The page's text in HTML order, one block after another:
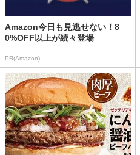
Amazon今日も見逃せない！8
0%OFF以上が続々登場
PR(Amazon)